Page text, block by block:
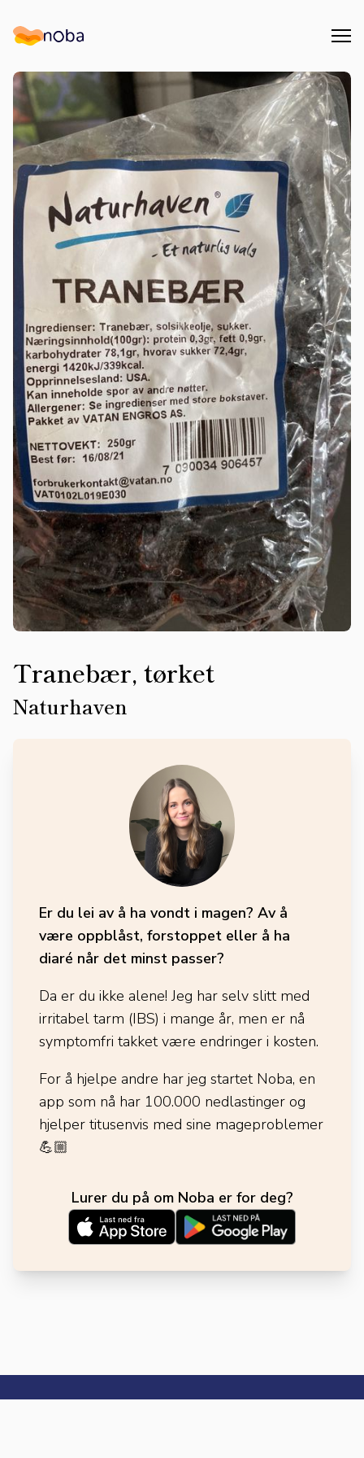
Noba
Tranebær, tørket
Naturhaven
Er du lei av å ha vondt i magen? Av å
være oppblåst, forstoppet eller å ha
diaré når det minst passer?
Da er du ikke alene! Jeg har selv slitt med
irritabel tarm (IBS) i mange år, men er nå
symptomfri takket være endringer i kosten.
For å hjelpe andre har jeg startet Noba, en
app som nå har 100.000 nedlastinger og
hjelper titusenvis med sine mageproblemer
💪🏼
Lurer du på om Noba er for deg?